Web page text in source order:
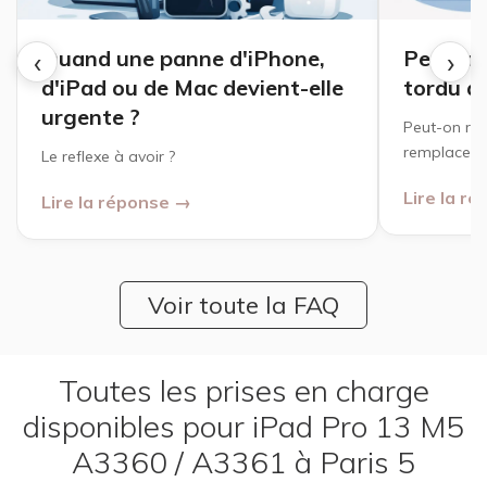
‹ ›
Quand une panne d'iPhone,
d'iPad ou de Mac devient-elle
urgente ?
Le reflexe à avoir ?
Lire la réponse →
Peut-
tordu
Peut-on
remplacer ?
Lire la
Voir toute la FAQ
Toutes les prises en charge
disponibles pour iPad Pro 13 M5
A3360 / A3361 à Paris 5